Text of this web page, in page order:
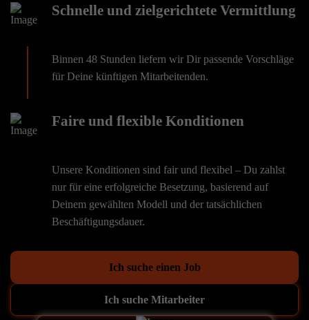
Schnelle und zielgerichtete Vermittlung
Binnen 48 Stunden liefern wir Dir passende Vorschläge
für Deine künftigen Mitarbeitenden.
Faire und flexible Konditionen
Unsere Konditionen sind fair und flexibel – Du zahlst
nur für eine erfolgreiche Besetzung, basierend auf
Deinem gewählten Modell und der tatsächlichen
Beschäftigungsdauer.
Ich suche einen Job
Ich suche Mitarbeiter